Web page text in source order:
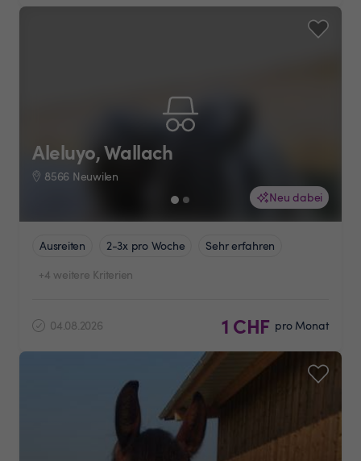
Neu dabei
Aleluyo, Wallach
8566 Neuwilen
Ausreiten 2-3x pro Woche
Sehr erfahren
+4 weitere Kriterien
04.08.2026 1 CHF pro Monat